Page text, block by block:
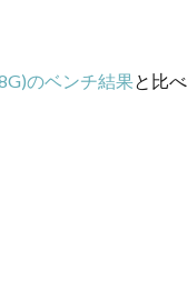
のベンチ結果と比べ